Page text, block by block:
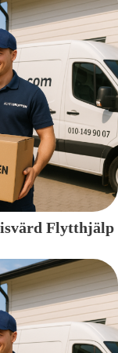
Flytthjälp